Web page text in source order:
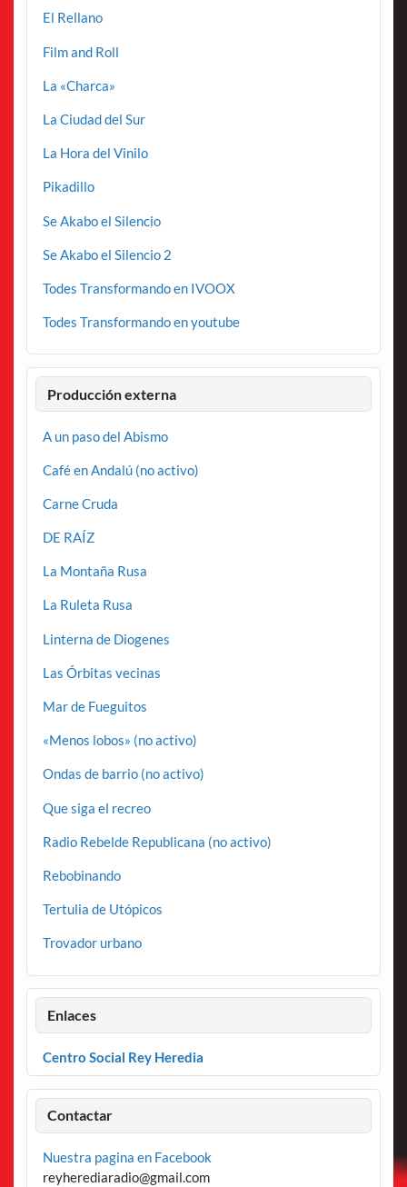
El Rellano
Film and Roll
La «Charca»
La Ciudad del Sur
La Hora del Vinilo
Pikadillo
Se Akabo el Silencio
Se Akabo el Silencio 2
Todes Transformando en IVOOX
Todes Transformando en youtube
Producción externa
A un paso del Abismo
Café en Andalú (no activo)
Carne Cruda
DE RAÍZ
La Montaña Rusa
La Ruleta Rusa
Linterna de Diogenes
Las Órbitas vecinas
Mar de Fueguitos
«Menos lobos» (no activo)
Ondas de barrio (no activo)
Que siga el recreo
Radio Rebelde Republicana (no activo)
Rebobinando
Tertulia de Utópicos
Trovador urbano
Enlaces
Centro Social Rey Heredia
Contactar
Nuestra pagina en Facebook
reyherediaradio@gmail.com